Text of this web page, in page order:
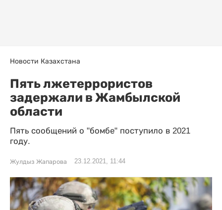
Новости Казахстана
Пять лжетеррористов
задержали в Жамбылской
области
Пять сообщений о "бомбе" поступило в 2021
году.
Жулдыз Жапарова 23.12.2021, 11:44